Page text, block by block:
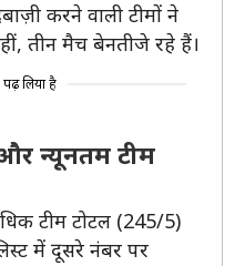
करने वाली टीमों ने
तीन मैच बेनतीजे रहे हैं।
पढ़ लिया है
न्यूनतम टीम
टीम टोटल (245/5)
में दूसरे नंबर पर